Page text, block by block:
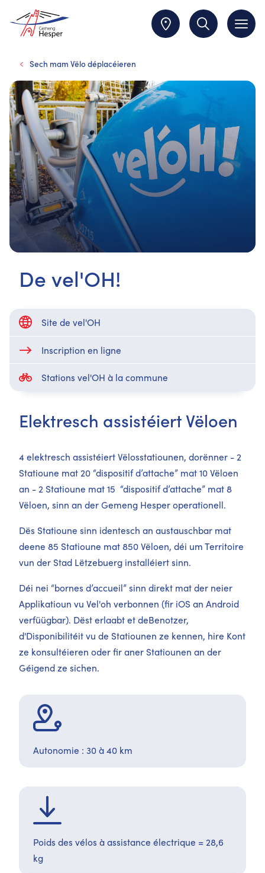
Sech mam Vëlo déplacéieren
De vel'OH!
Site de vel'OH
Inscription en ligne
Stations vel'OH à la commune
Elektresch assistéiert Vëloen
4 elektresch assistéiert Vëlosstatiounen, dorënner - 2
Statioune mat 20 “dispositif d’attache” mat 10 Vëloen
an - 2 Statioune mat 15 “dispositif d’attache” mat 8
Vëloen, sinn an der Gemeng Hesper operationell.
Dës Statioune sinn identesch an austauschbar mat
deene 85 Statioune mat 850 Vëloen, déi um Territoire
vun der Stad Lëtzebuerg installéiert sinn.
Déi nei “bornes d’accueil” sinn direkt mat der neier
Applikatioun vu Vel'oh verbonnen (fir iOS an Android
verfüügbar). Dëst erlaabt et deBenotzer,
d'Disponibilitéit vu de Statiounen ze kennen, hire Kont
ze konsultéieren oder fir aner Statiounen an der
Géigend ze sichen.
Autonomie : 30 à 40 km
Poids des vélos à assistance électrique = 28,6
kg